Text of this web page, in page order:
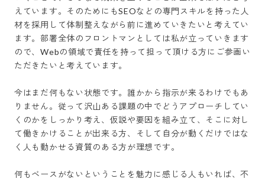
えています。そのためにもSEOなどの専門スキルを持った人
材を採用して体制整えながら前に進めていきたいと考えてい
ます。部署全体のフロントマンとしては私が立っていきます
ので、Webの領域で責任を持って担って頂ける方にご参画い
ただきたいと考えています。
今はまだ何もない状態です。誰かから指示が来るわけでもあ
りません。従って沢山ある課題の中でどうアプローチしてい
くのかをしっかり考え、仮説や要因を組み立て、そこに対し
て働きかけることが出来る方、そして自分が動くだけではな
く人も動かせる資質のある方が理想です。
何もベースがないということを魅力に感じる人もいれば、不